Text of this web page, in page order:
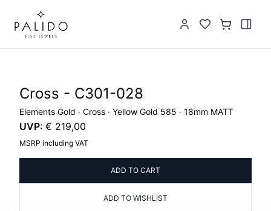
Cross - C301-028
Elements Gold · Cross · Yellow Gold 585 · 18mm MATT
UVP: € 219,00
MSRP including VAT
ADD TO CART
ADD TO WISHLIST